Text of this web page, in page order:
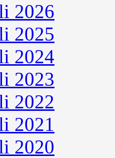
2026
2025
2024
2023
2022
2021
2020